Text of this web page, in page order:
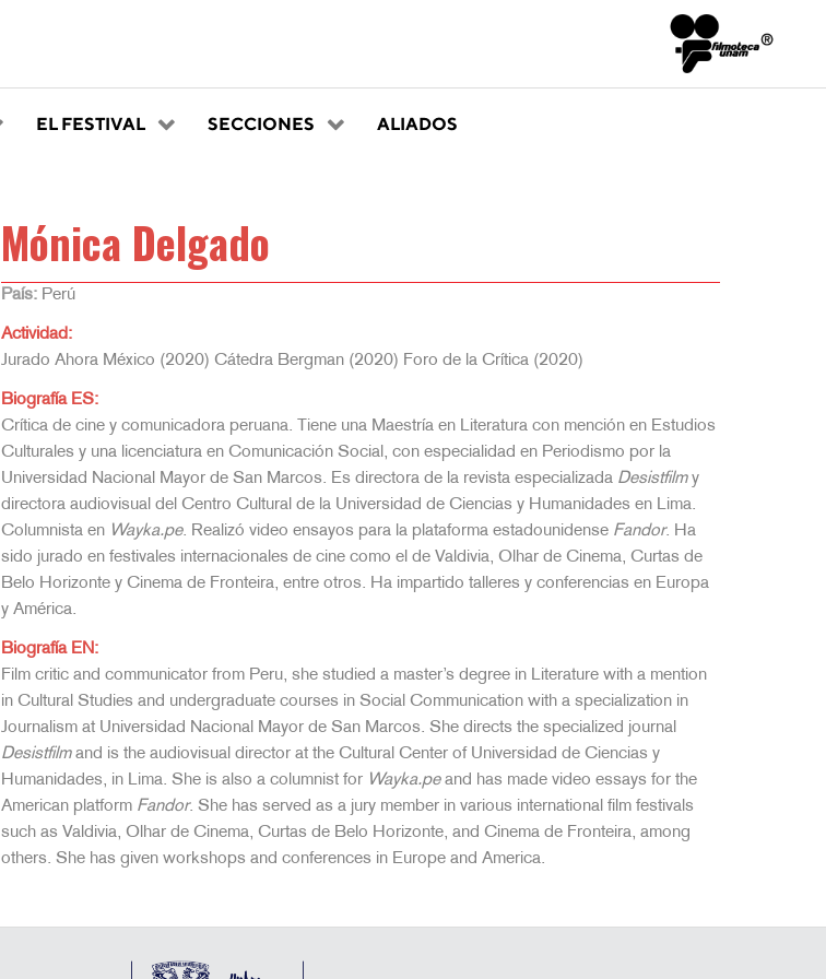
EL FESTIVAL SECCIONES ALIADOS
Mónica Delgado
País:Perú
Actividad:
Jurado Ahora México (2020) Cátedra Bergman (2020) Foro de la Crítica (2020)
Biografía ES:
Crítica de cine y comunicadora peruana. Tiene una Maestría en Literatura con mención en Estudios
Culturales y una licenciatura en Comunicación Social, con especialidad en Periodismo por la
Universidad Nacional Mayor de San Marcos. Es directora de la revista especializada Desistfilmy
directora audiovisual del Centro Cultural de la Universidad de Ciencias y Humanidades en Lima.
Columnista en Wayka.pe. Realizó video ensayos para la plataforma estadounidense Fandor. Ha
sido jurado en festivales internacionales de cine como el de Valdivia, Olhar de Cinema, Curtas de
Belo Horizonte y Cinema de Fronteira, entre otros. Ha impartido talleres y conferencias en Europa
y América.
Biografía EN:
Film critic and communicator from Peru, she studied a master’s degree in Literature with a mention
in Cultural Studies and undergraduate courses in Social Communication with a specialization in
Journalism at Universidad Nacional Mayor de San Marcos. She directs the specialized journal
Desistfilmand is the audiovisual director at the Cultural Center of Universidad de Ciencias y
Humanidades, in Lima. She is also a columnist for Wayka.peand has made video essays for the
American platform Fandor. She has served as a jury member in various international film festivals
such as Valdivia, Olhar de Cinema, Curtas de Belo Horizonte, and Cinema de Fronteira, among
others. She has given workshops and conferences in Europe and America.